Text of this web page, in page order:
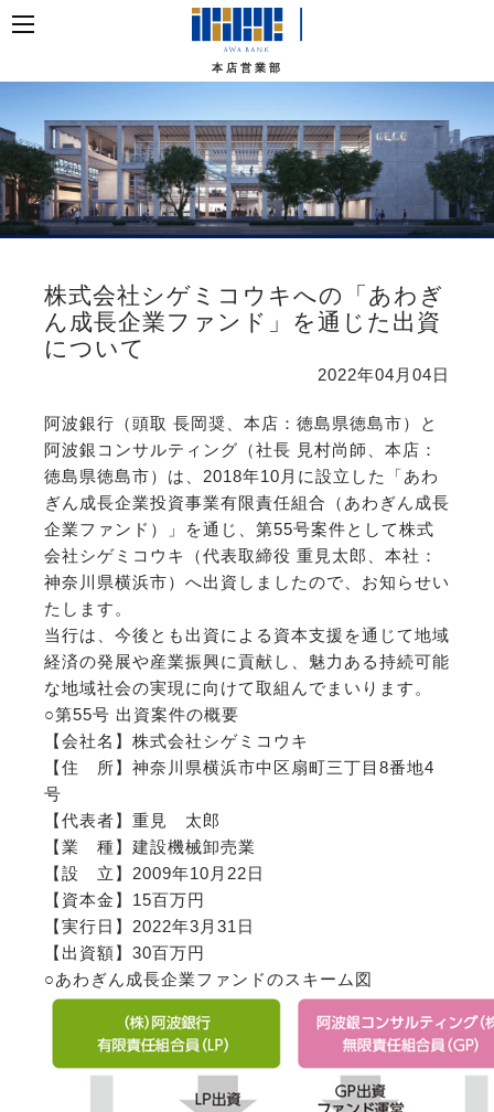
本店営業部
株式会社シゲミコウキへの「あわぎ
ん成長企業ファンド」を通じた出資
について
2022年04月04日
阿波銀行（頭取 長岡奨、本店：徳島県徳島市）と
阿波銀コンサルティング（社長 見村尚師、本店：
徳島県徳島市）は、2018年10月に設立した「あわ
ぎん成長企業投資事業有限責任組合（あわぎん成長
企業ファンド）」を通じ、第55号案件として株式
会社シゲミコウキ（代表取締役 重見太郎、本社：
神奈川県横浜市）へ出資しましたので、お知らせい
たします。
当行は、今後とも出資による資本支援を通じて地域
経済の発展や産業振興に貢献し、魅力ある持続可能
な地域社会の実現に向けて取組んでまいります。
○第55号 出資案件の概要
【会社名】株式会社シゲミコウキ
【住 所】神奈川県横浜市中区扇町三丁目8番地4
号
【代表者】重見 太郎
【業 種】建設機械卸売業
【設 立】2009年10月22日
【資本金】15百万円
【実行日】2022年3月31日
【出資額】30百万円
○あわぎん成長企業ファンドのスキーム図